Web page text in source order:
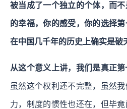
被当成了一个独立的个体，而
的幸福，你的感受，你的选择
在中国几千年的历史上确实是破
从这个意义上讲，我们是真正第
虽然这个权利还不完整，虽然
力，制度的惯性也还在，但毕